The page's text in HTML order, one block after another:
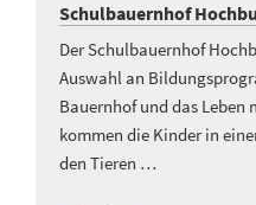
Schulbauernhof
Der Schulbauernhof
Auswahl an
Bauernhof und das Leben
kommen die Kinder in
den Tieren …